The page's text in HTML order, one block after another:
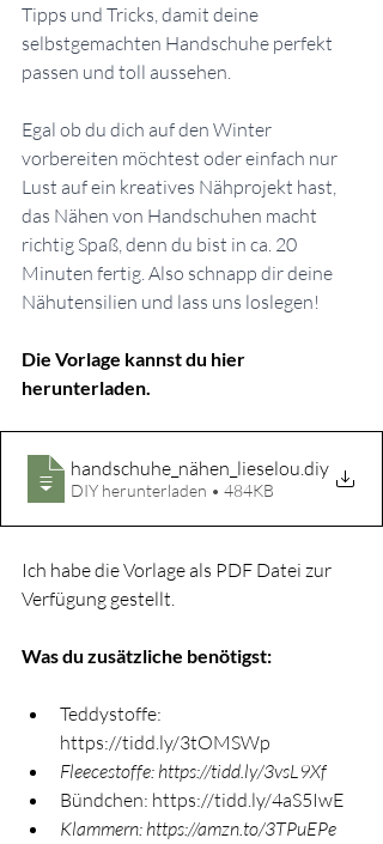
Tipps und Tricks, damit deine
selbstgemachten Handschuhe perfekt
passen und toll aussehen.
Egal ob du dich auf den Winter
vorbereiten möchtest oder einfach nur
Lust auf ein kreatives Nähprojekt hast,
das Nähen von Handschuhen macht
richtig Spaß, denn du bist in ca. 20
Minuten fertig. Also schnapp dir deine
Nähutensilien und lass uns loslegen!
Die Vorlage kannst du hier
herunterladen.
handschuhe_nähen_lieselou.diy
DIY herunterladen • 484KB
Ich habe die Vorlage als PDF Datei zur
Verfügung gestellt.
Was du zusätzliche benötigst:
Teddystoffe:
https://tidd.ly/3tOMSWp
Fleecestoffe: https://tidd.ly/3vsL9Xf
Bündchen: https://tidd.ly/4aS5IwE
Klammern: https://amzn.to/3TPuEPe